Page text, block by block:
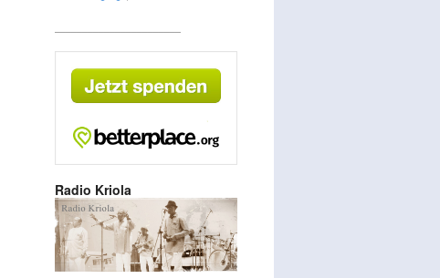
Radio Kriola